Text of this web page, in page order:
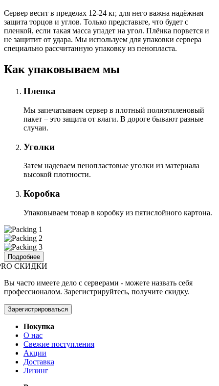
Сервер весит в пределах 12-24 кг, для него важна надёжная
защита торцов и углов. Только представьте, что будет с
пленкой, если такая масса упадет на угол. Плёнка порвется и
не защитит от удара. Мы используем для упаковки сервера
специально расcчитанную упаковку из пенопласта.
Как упаковываем мы
Пленка
Мы запечатываем сервер в плотный полиэтиленовый
пакет – это защита от влаги. В дороге бывают разные
случаи.
Уголки
Затем надеваем пенопластовые уголки из материала
высокой плотности.
Коробка
Упаковываем товар в коробку из пятислойного картона.
Подробнее
СКИДКИ
Вы часто имеете дело с серверами - можете назвать себя
профессионалом. Зарегистрируйтесь, получите скидку.
Зарегистрироваться
Покупка
О нас
Свежие поступления
Акции
Доставка
Лизинг